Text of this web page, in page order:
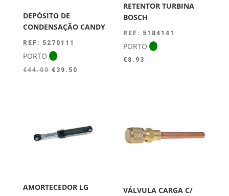
DEPÓSITO DE
CONDENSAÇÃO CANDY
REF: 5270111
PORTO
€44.00 O
€ 39.50
RETENTOR TURBINA
BOSCH
REF: 5184141
PORTO
€ 8.93
AMORTECEDOR LG
VÁLVULA CARGA C/